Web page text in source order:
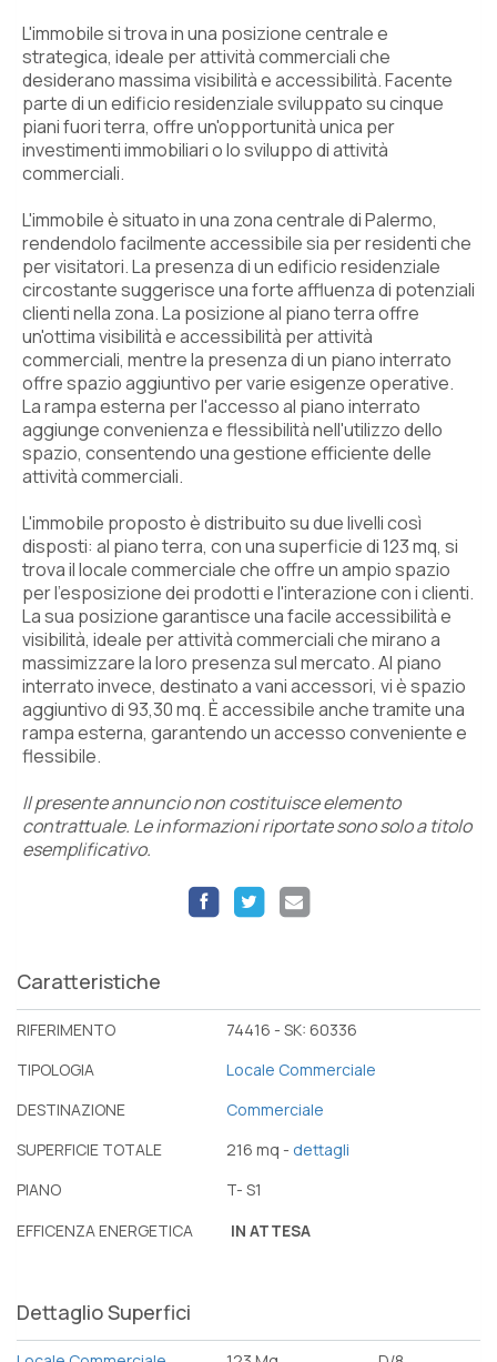
L'immobile si trova in una posizione centrale e
strategica, ideale per attività commerciali che
desiderano massima visibilità e accessibilità. Facente
parte di un edificio residenziale sviluppato su cinque
piani fuori terra, offre un'opportunità unica per
investimenti immobiliari o lo sviluppo di attività
commerciali.
L'immobile è situato in una zona centrale di Palermo,
rendendolo facilmente accessibile sia per residenti che
per visitatori. La presenza di un edificio residenziale
circostante suggerisce una forte affluenza di potenziali
clienti nella zona. La posizione al piano terra offre
un'ottima visibilità e accessibilità per attività
commerciali, mentre la presenza di un piano interrato
offre spazio aggiuntivo per varie esigenze operative.
La rampa esterna per l'accesso al piano interrato
aggiunge convenienza e flessibilità nell'utilizzo dello
spazio, consentendo una gestione efficiente delle
attività commerciali.
L'immobile proposto è distribuito su due livelli così
disposti: al piano terra, con una superficie di 123 mq, si
trova il locale commerciale che offre un ampio spazio
per l'esposizione dei prodotti e l'interazione con i clienti.
La sua posizione garantisce una facile accessibilità e
visibilità, ideale per attività commerciali che mirano a
massimizzare la loro presenza sul mercato. Al piano
interrato invece, destinato a vani accessori, vi è spazio
aggiuntivo di 93,30 mq. È accessibile anche tramite una
rampa esterna, garantendo un accesso conveniente e
flessibile.
Il presente annuncio non costituisce elemento
contrattuale. Le informazioni riportate sono solo a titolo
esemplificativo.
Caratteristiche
RIFERIMENTO
74416 - SK: 60336
TIPOLOGIA
Locale Commerciale
DESTINAZIONE
Commerciale
SUPERFICIE TOTALE
216 mq - dettagli
PIANO
T- S1
EFFICENZA ENERGETICA
IN ATTESA
Dettaglio Superfici